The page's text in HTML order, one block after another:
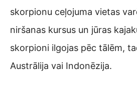
skorpionu ceļojuma vietas
niršanas kursus un jūras
skorpioni ilgojas pēc tālēm,
Austrālija vai Indonēzija.